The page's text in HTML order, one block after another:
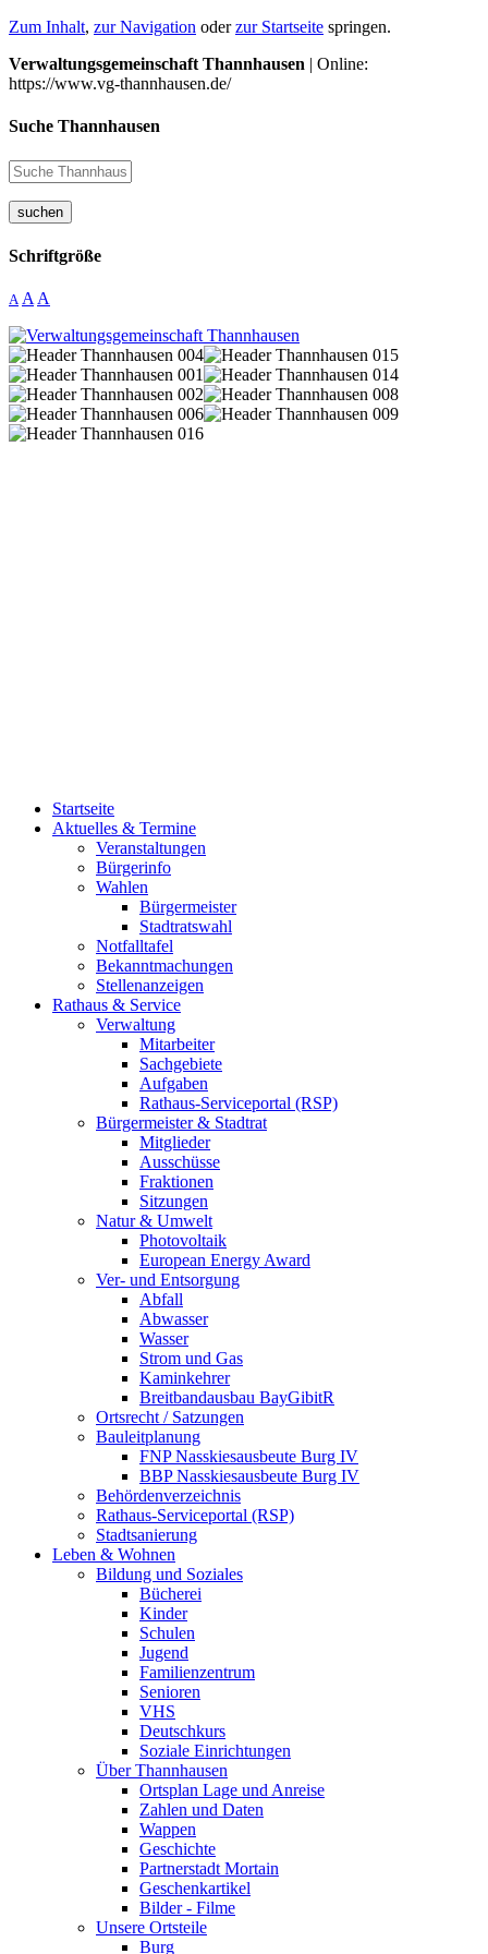
Zum Inhalt, zur Navigation oderzur Startseite springen.
Verwaltungsgemeinschaft Thannhausen | Online:
https://www.vg-thannhausen.de/
Suche Thannhausen
suchen
Schriftgröße
A A A
Startseite
Aktuelles & Termine
Veranstaltungen
Bürgerinfo
Wahlen
Bürgermeister
Stadtratswahl
Notfalltafel
Bekanntmachungen
Stellenanzeigen
Rathaus & Service
Verwaltung
Mitarbeiter
Sachgebiete
Aufgaben
Rathaus-Serviceportal (RSP)
Bürgermeister & Stadtrat
Mitglieder
Ausschüsse
Fraktionen
Sitzungen
Natur & Umwelt
Photovoltaik
European Energy Award
Ver- und Entsorgung
Abfall
Abwasser
Wasser
Strom und Gas
Kaminkehrer
Breitbandausbau BayGibitR
Ortsrecht / Satzungen
Bauleitplanung
FNP Nasskiesausbeute Burg IV
BBP Nasskiesausbeute Burg IV
Behördenverzeichnis
Rathaus-Serviceportal (RSP)
Stadtsanierung
Leben & Wohnen
Bildung und Soziales
Bücherei
Kinder
Schulen
Jugend
Familienzentrum
Senioren
VHS
Deutschkurs
Soziale Einrichtungen
Über Thannhausen
Ortsplan Lage und Anreise
Zahlen und Daten
Wappen
Geschichte
Partnerstadt Mortain
Geschenkartikel
Bilder - Filme
Unsere Ortsteile
Burg